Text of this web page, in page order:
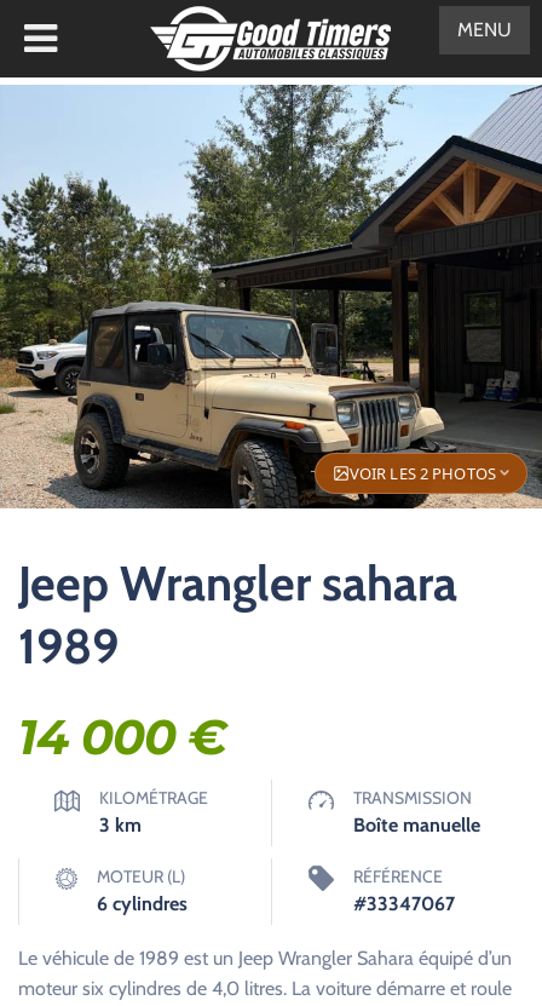
VOIR LES 2 PHOTOS
Jeep Wrangler sahara
1989
14 000€
KILOMÉTRAGE
3 km
TRANSMISSION
Boîte manuelle
MOTEUR (L)
6 cylindres
RÉFÉRENCE
#33347067
Le véhicule de 1989 est un Jeep Wrangler Sahara équipé d’un
moteur six cylindres de 4,0 litres. La voiture démarre et roule
MENU